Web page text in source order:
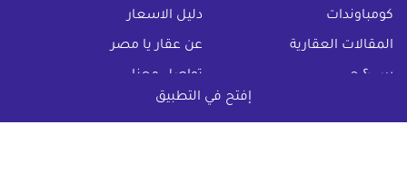
إفتح في التطبيق
كومباوندات دليل الاسعار
المقالات العقارية عن عقار يا مصر
س & ج تواصل معنا